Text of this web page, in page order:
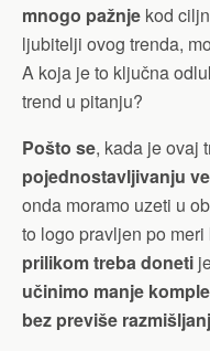
mnogo pažnje kod
ljubitelji ovog trenda,
A koja je to ključna
trend u pitanju?
Pošto se, kada je ovaj
pojednostavljivanju
onda moramo uzeti u
to logo pravljen po meri
prilikom treba doneti
učinimo manje
bez previše